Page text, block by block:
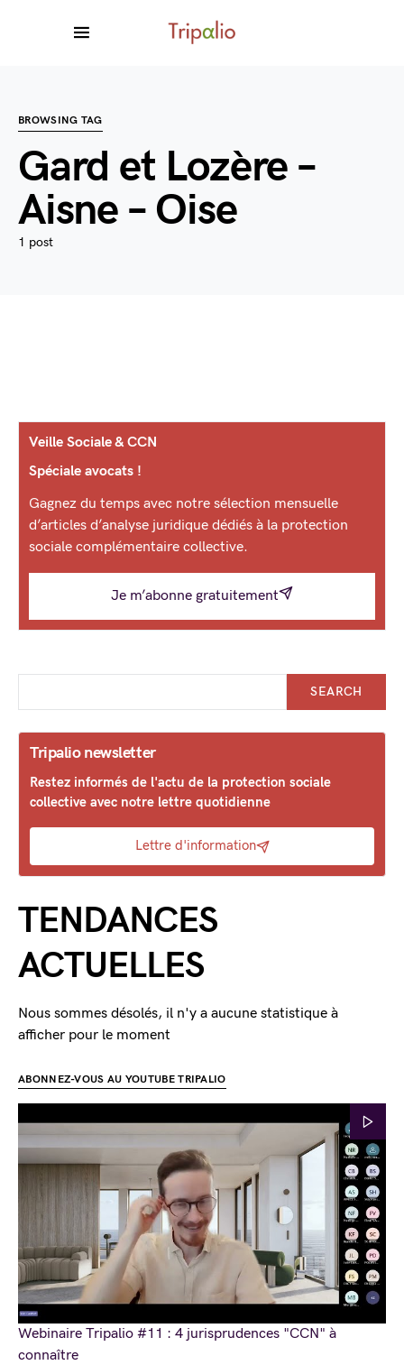
BROWSING TAG
Gard et Lozère –
Aisne – Oise
1 post
Veille Sociale & CCN
Spéciale avocats !
Gagnez du temps avec notre sélection mensuelle
d’articles d’analyse juridique dédiés à la protection
sociale complémentaire collective.
Je m’abonne gratuitement
SEARCH
Tripalio newsletter
Restez informés de l'actu de la protection sociale
collective avec notre lettre quotidienne
Lettre d'information
TENDANCES
ACTUELLES
Nous sommes désolés, il n'y a aucune statistique à
afficher pour le moment
ABONNEZ-VOUS AU YOUTUBE TRIPALIO
Webinaire Tripalio #11 : 4 jurisprudences "CCN" à
connaître